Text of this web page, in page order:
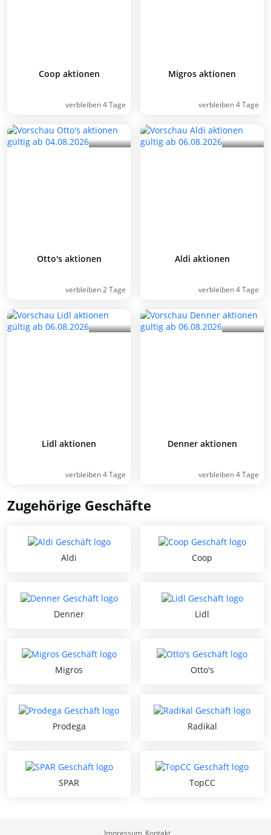
Coop aktionen
verbleiben 4 Tage
Migros aktionen
verbleiben 4 Tage
Otto's aktionen
verbleiben 2 Tage
Aldi aktionen
verbleiben 4 Tage
Lidl aktionen
verbleiben 4 Tage
Denner aktionen
verbleiben 4 Tage
Zugehörige Geschäfte
Aldi Coop
Denner Lidl
Migros Otto's
Prodega Radikal
SPAR TopCC
Impressum Kontakt